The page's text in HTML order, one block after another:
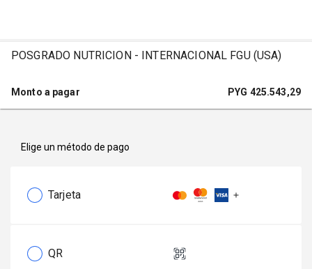
POSGRADO NUTRICION - INTERNACIONAL FGU (USA)
Monto a pagar PYG 425.543,29
Elige un método de pago
Tarjeta
QR